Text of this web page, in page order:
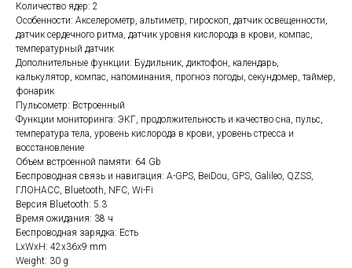
Количество ядер: 2
Особенности: Акселерометр, альтиметр, гироскоп, датчик освещенности,
датчик сердечного ритма, датчик уровня кислорода в крови, компас,
температурный датчик
Дополнительные функции: Будильник, диктофон, календарь,
калькулятор, компас, напоминания, прогноз погоды, секундомер, таймер,
фонарик
Пульсометр: Встроенный
Функции мониторинга: ЭКГ, продолжительность и качество сна, пульс,
температура тела, уровень кислорода в крови, уровень стресса и
восстановление
Объем встроенной памяти: 64 Gb
Беспроводная связь и навигация: A-GPS, BeiDou, GPS, Galileo, QZSS,
ГЛОНАСС, Bluetooth, NFC, Wi-Fi
Версия Bluetooth: 5.3
Время ожидания: 38 ч
Беспроводная зарядка: Есть
LxWxH: 42x36x9 mm
Weight: 30 g